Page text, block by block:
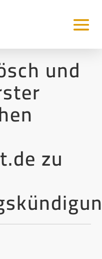
und
zu